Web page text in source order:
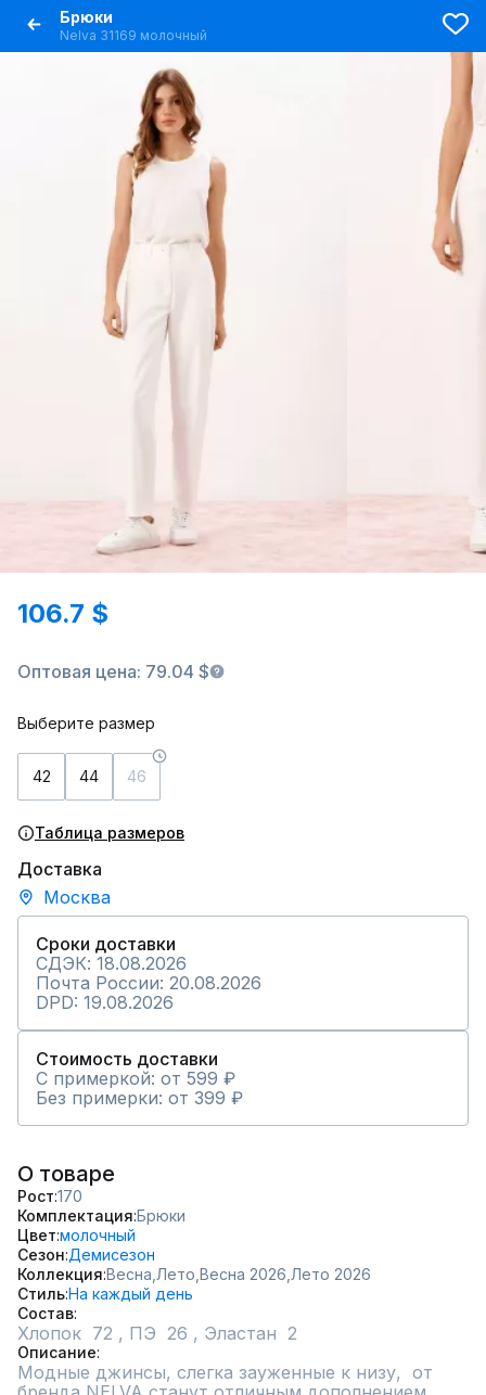
Брюки
Nelva 31169 молочный
106.7 $
Оптовая цена: 79.04 $
Выберите размер
42 44 46
Таблица размеров
Доставка
Москва
Сроки доставки
СДЭК: 18.08.2026
Почта России: 20.08.2026
DPD: 19.08.2026
Стоимость доставки
С примеркой: от 599 ₽
Без примерки: от 399 ₽
О товаре
Рост 170
Комплектация Брюки
Цвет молочный
Сезон Демисезон
Коллекция Весна, Лето, Весна 2026, Лето 2026
СтильНа каждый день
Состав
Описание
Модные джинсы, слегка зауженные к низу,  от